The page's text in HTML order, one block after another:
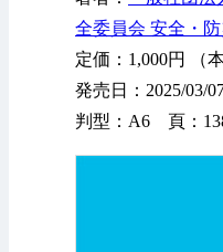
全委員会 安全・
定価：1,000円 （
発売日：2025/03/
判型：A6 頁：